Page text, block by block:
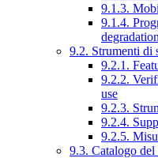
9.1.3.
9.1.4.
degradation
9.2. Strumenti di
9.2.1.
9.2.2.
use
9.2.3.
9.2.4.
9.2.5.
9.3. Catalogo del